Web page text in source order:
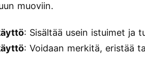
muoviin.
: Sisältää usein istuimet ja
: Voidaan merkitä, eristää